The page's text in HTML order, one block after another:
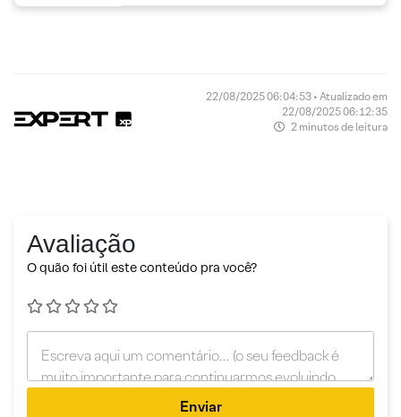
22/08/2025 06:04:53 • Atualizado em
22/08/2025 06:12:35
2 minutos de leitura
Avaliação
O quão foi útil este conteúdo pra você?
Enviar